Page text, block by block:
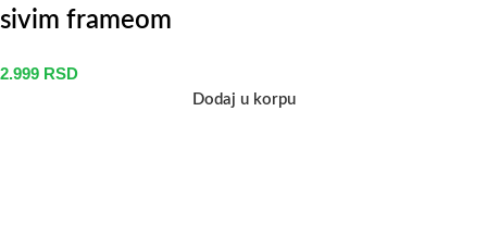
sivim frameom
2.999 RSD
Dodaj u korpu